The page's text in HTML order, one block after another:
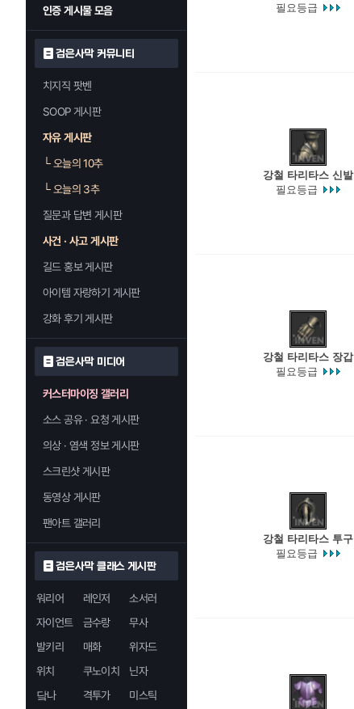
인증 게시물 모음
검은사막 커뮤니티
치지직 팟벤
SOOP 게시판
자유 게시판
└오늘의 10추
└오늘의 3추
질문과 답변 게시판
사건 · 사고 게시판
길드 홍보 게시판
아이템 자랑하기 게시판
강화 후기 게시판
검은사막 미디어
커스터마이징 갤러리
소스 공유 · 요청 게시판
의상 · 염색 정보 게시판
스크린샷 게시판
동영상 게시판
팬아트 갤러리
검은사막 클래스 게시판
워리어 레인저
소서러
자이언트
금수랑
무사
발키리
매화
위자드
위치
쿠노이치
닌자
닼나
격투가
미스틱
필요등급
강철 타리타스 신발
필요등급
강철 타리타스 장갑
필요등급
강철 타리타스 투구
필요등급